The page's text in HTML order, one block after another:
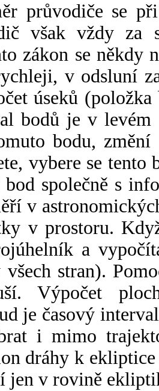
průvodiče se
však vždy za
zákon se někdy
v odsluní
úseků
bodů je v
bodu,
vybere se tento
společně s
v
v prostoru.
a
všech stran).
Výpočet
je časový
i mimo
dráhy k
jen v rovině